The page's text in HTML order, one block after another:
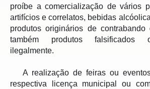
proíbe a comercialização de vários
artifícios e correlatos, bebidas
produtos originários de
também produtos falsificados
ilegalmente.
respectiva licença municipal ou